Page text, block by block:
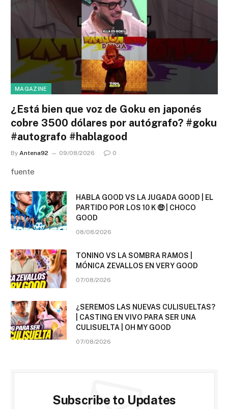
MAGAZINE
¿Está bien que voz de Goku en japonés
cobre 3500 dólares por autógrafo? #goku
#autografo #hablagood
By Antena92 09/08/2026 0
fuente
HABLA GOOD VS LA JUGADA GOOD | EL
PARTIDO POR LOS 10 K 🤑 | CHOCO
GOOD
08/08/2026
TONINO VS LA SOMBRA RAMOS |
MÓNICA ZEVALLOS EN VERY GOOD
07/08/2026
¿SEREMOS LAS NUEVAS CULISUELTAS?
| CASTING EN VIVO PARA SER UNA
CULISUELTA | OH MY GOOD
07/08/2026
Subscribe to Updates